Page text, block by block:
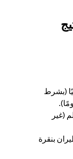
إماراتيًا (بشرط
(غير
بنقرة